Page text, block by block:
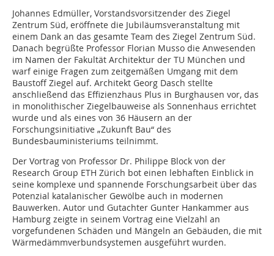
Johannes Edmüller, Vorstandsvorsitzender des Ziegel
Zentrum Süd, eröffnete die Jubiläumsveranstaltung mit
einem Dank an das gesamte Team des Ziegel Zentrum Süd.
Danach begrüßte Professor Florian Musso die Anwesenden
im Namen der Fakultät Architektur der TU München und
warf einige Fragen zum zeitgemäßen Umgang mit dem
Baustoff Ziegel auf. Architekt Georg Dasch stellte
anschließend das Effizienzhaus Plus in Burghausen vor, das
in monolithischer Ziegelbauweise als Sonnenhaus errichtet
wurde und als eines von 36 Häusern an der
Forschungsinitiative „Zukunft Bau“ des
Bundesbauministeriums teilnimmt.
Der Vortrag von Professor Dr. Philippe Block von der
Research Group ETH Zürich bot einen lebhaften Einblick in
seine komplexe und spannende Forschungsarbeit über das
Potenzial katalanischer Gewölbe auch in modernen
Bauwerken. Autor und Gutachter Gunter Hankammer aus
Hamburg zeigte in seinem Vortrag eine Vielzahl an
vorgefundenen Schäden und Mängeln an Gebäuden, die mit
Wärmedämmverbundsystemen ausgeführt wurden.